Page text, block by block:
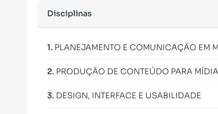
Disciplinas
1. PLANEJAMENTO E COMUNICAÇÃO EM
2. PRODUÇÃO DE CONTEÚDO PARA
3. DESIGN, INTERFACE E USABILIDADE